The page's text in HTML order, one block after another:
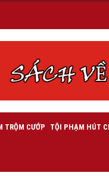
TRỘM CƯỚP TỘI PHẠM HÚT